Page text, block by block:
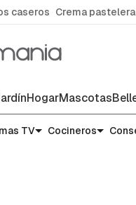
caseros Crema pastelera
HogarMascotas
TV Cocineros